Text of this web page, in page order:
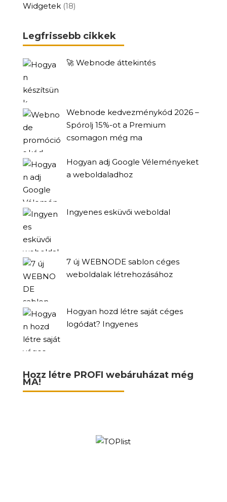
Widgetek(18)
Legfrissebb cikkek
🚀 Webnode áttekintés
Webnode kedvezménykód 2026 –
Spórolj 15%-ot a Premium
csomagon még ma
Hogyan adj Google Véleményeket
a weboldaladhoz
Ingyenes esküvői weboldal
7 új WEBNODE sablon céges
weboldalak létrehozásához
Hogyan hozd létre saját céges
logódat? Ingyenes
Hozz létre PROFI webáruházat még
MA!